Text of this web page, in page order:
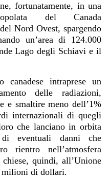
fortunatamente, in una
del Canada
Nord Ovest, spargendo
un’area di 124.000
Lago degli Schiavi e il
canadese intraprese un
delle radiazioni,
e smaltire meno dell’1%
internazionali di quegli
che lanciano in orbita
eventuali danni che
rientro nell’atmosfera
quindi, all’Unione
milioni di dollari.